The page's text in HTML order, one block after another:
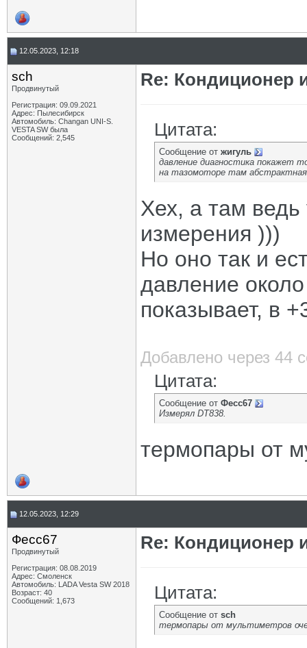
12.05.2023, 12:18
sch
Продвинутый
Регистрация: 09.09.2021
Адрес: Пылесибирск
Автомобиль: Changan UNI-S.
VESTA SW была
Сообщений: 2,545
Re: Кондиционер
Цитата:
Сообщение от жигуль
давление диагностика покажет
на тазомоторе там абстрактная
Хех, а там
измерения )))
Но оно так и
давление
показывает, в
Добавлено через 44
Цитата:
Сообщение от Фесс67
Измерял DT838.
термопары от
12.05.2023, 12:29
Фесс67
Продвинутый
Регистрация: 08.08.2019
Адрес: Смоленск
Автомобиль: LADA Vesta SW 2018
Возраст: 40
Сообщений: 1,673
Re: Кондиционер
Цитата:
Сообщение от sch
термопары от мультиметров